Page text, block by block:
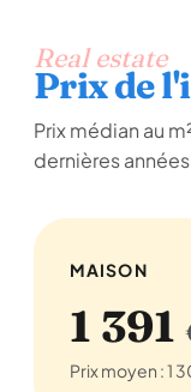
Real estate
Prix de
Prix médian au
dernières
MAISON
1 391
Prix moyen : 1